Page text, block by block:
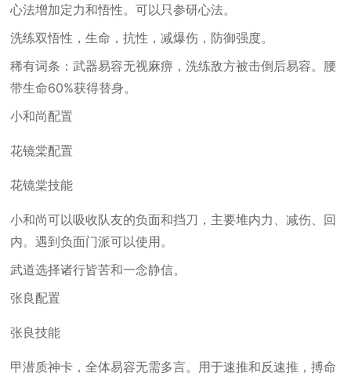
心法增加定力和悟性。可以只参研心法。
洗练双悟性，生命，抗性，减爆伤，防御强度。
稀有词条：武器易容无视麻痹，洗练敌方被击倒后易容。腰
带生命60%获得替身。
小和尚配置
花镜棠配置
花镜棠技能
小和尚可以吸收队友的负面和挡刀，主要堆内力、减伤、回
内。遇到负面门派可以使用。
武道选择诸行皆苦和一念静信。
张良配置
张良技能
甲潜质神卡，全体易容无需多言。用于速推和反速推，搏命